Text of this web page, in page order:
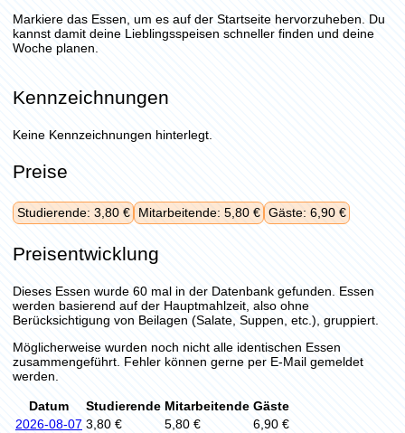
Markiere das Essen, um es auf der Startseite hervorzuheben. Du
kannst damit deine Lieblingsspeisen schneller finden und deine
Woche planen.
Kennzeichnungen
Keine Kennzeichnungen hinterlegt.
Preise
Studierende: 3,80 € Mitarbeitende: 5,80 € Gäste: 6,90 €
Preisentwicklung
Dieses Essen wurde 60 mal in der Datenbank gefunden. Essen
werden basierend auf der Hauptmahlzeit, also ohne
Berücksichtigung von Beilagen (Salate, Suppen, etc.), gruppiert.
Möglicherweise wurden noch nicht alle identischen Essen
zusammengeführt. Fehler können gerne per E-Mail gemeldet
werden.
Datum Studierende Mitarbeitende Gäste
2026-08-07 3,80 € 5,80 €
6,90 €